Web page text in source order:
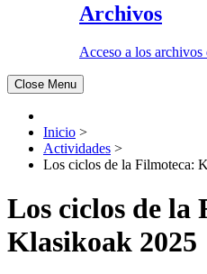
Archivos
Acceso a los archivos
Close Menu
Inicio >
Actividades >
Los ciclos de la Filmoteca:
Los ciclos de la
Klasikoak 2025